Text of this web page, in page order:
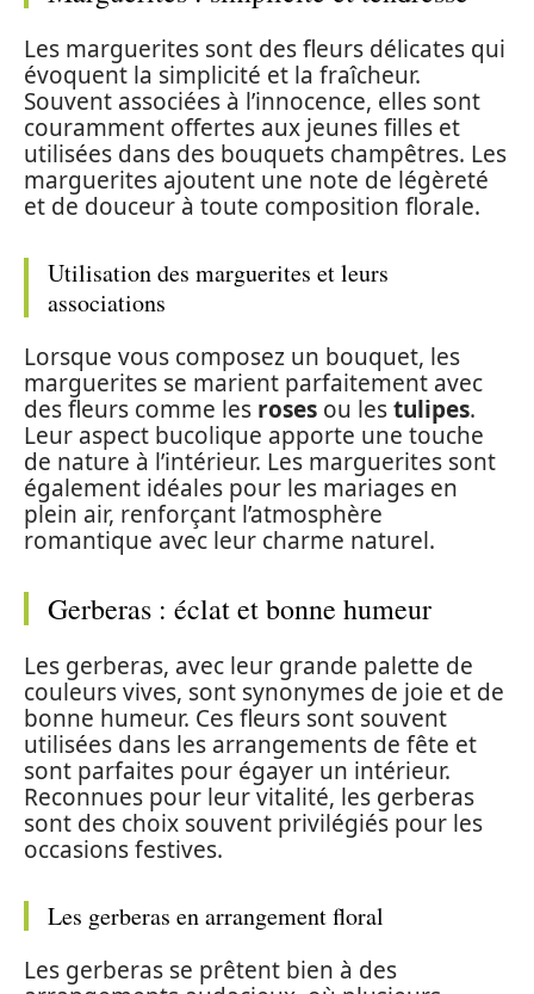
Les marguerites sont des fleurs délicates qui
évoquent la simplicité et la fraîcheur.
Souvent associées à l’innocence, elles sont
couramment offertes aux jeunes filles et
utilisées dans des bouquets champêtres. Les
marguerites ajoutent une note de légèreté
et de douceur à toute composition florale.
Utilisation des marguerites et leurs
associations
Lorsque vous composez un bouquet, les
marguerites se marient parfaitement avec
des fleurs comme les roses ou lestulipes.
Leur aspect bucolique apporte une touche
de nature à l’intérieur. Les marguerites sont
également idéales pour les mariages en
plein air, renforçant l’atmosphère
romantique avec leur charme naturel.
Gerberas : éclat et bonne humeur
Les gerberas, avec leur grande palette de
couleurs vives, sont synonymes de joie et de
bonne humeur. Ces fleurs sont souvent
utilisées dans les arrangements de fête et
sont parfaites pour égayer un intérieur.
Reconnues pour leur vitalité, les gerberas
sont des choix souvent privilégiés pour les
occasions festives.
Les gerberas en arrangement floral
Les gerberas se prêtent bien à des